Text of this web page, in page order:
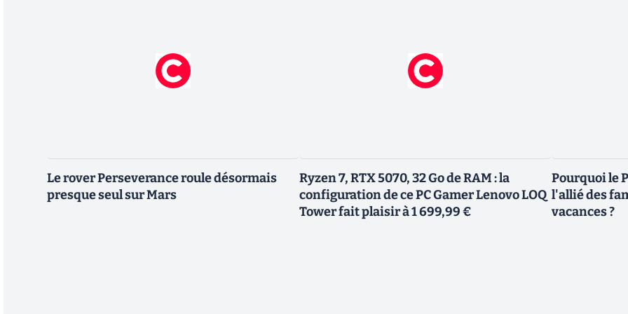
Le rover Perseverance roule désormais
presque seul sur Mars
Ryzen 7, RTX 5070, 32 Go de RAM : la
configuration de ce PC Gamer Lenovo LOQ
Tower fait plaisir à 1 699,99 €
Pourquoi le
l'allié des
vacances ?